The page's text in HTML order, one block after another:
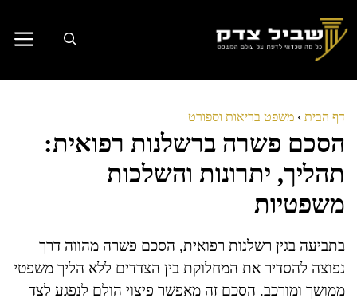
לתוכן
דף הבית › משפט בריאות וספורט
הסכם פשרה ברשלנות רפואית:
תהליך, יתרונות והשלכות
משפטיות
בתביעה בגין רשלנות רפואית, הסכם פשרה מהווה דרך
נפוצה להסדיר את המחלוקת בין הצדדים ללא הליך משפטי
ממושך ומורכב. הסכם זה מאפשר פיצוי הולם לנפגע לצד